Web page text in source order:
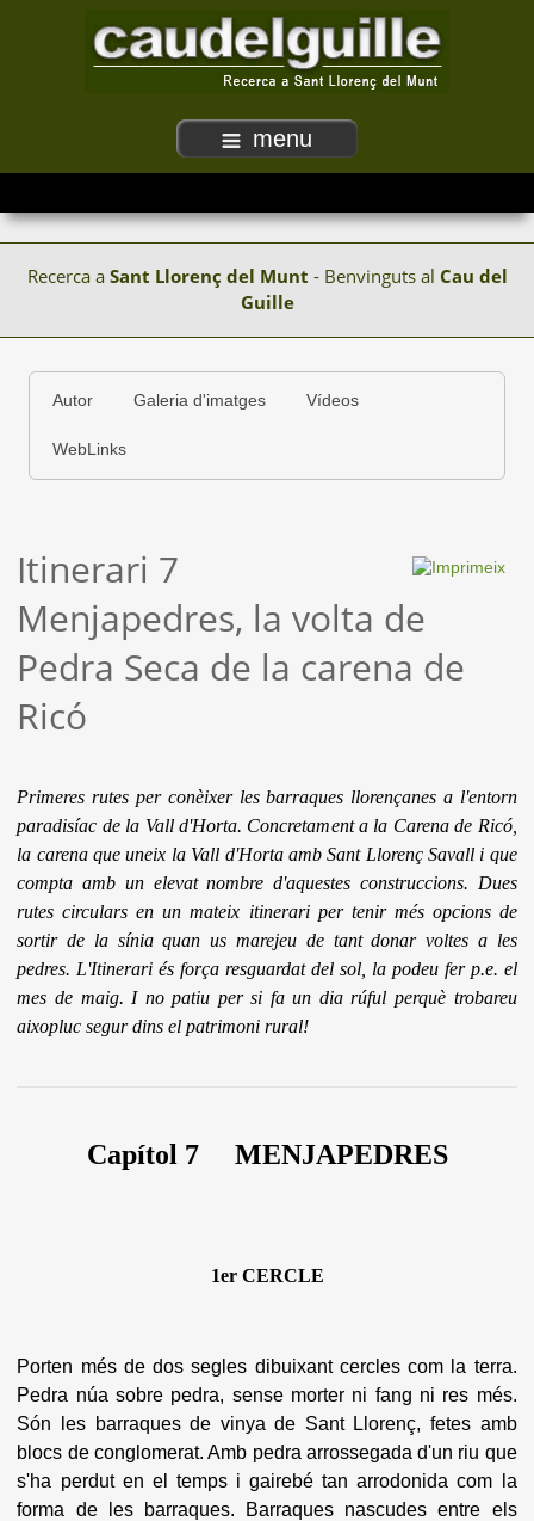
menu
Recerca a Sant Llorenç del Munt - Benvinguts al Cau del
Guille
Autor Galeria d'imatges Vídeos
WebLinks
Itinerari 7
Menjapedres, la volta de
Pedra Seca de la carena de
Ricó
Primeres rutes per conèixer les barraques llorençanes a l'entorn
paradisíac de la Vall d'Horta. Concretament a la Carena de Ricó,
la carena que uneix la Vall d'Horta amb Sant Llorenç Savall i que
compta amb un elevat nombre d'aquestes construccions. Dues
rutes circulars en un mateix itinerari per tenir més opcions de
sortir de la sínia quan us marejeu de tant donar voltes a les
pedres. L'Itinerari és força resguardat del sol, la podeu fer p.e. el
mes de maig. I no patiu per si fa un dia rúful perquè trobareu
aixopluc segur dins el patrimoni rural!
Capítol 7 MENJAPEDRES
1er CERCLE
Porten més de dos segles dibuixant cercles com la terra.
Pedra núa sobre pedra, sense morter ni fang ni res més.
Són les barraques de vinya de Sant Llorenç, fetes amb
blocs de conglomerat. Amb pedra arrossegada d'un riu que
s'ha perdut en el temps i gairebé tan arrodonida com la
forma de les barraques. Barraques nascudes entre els